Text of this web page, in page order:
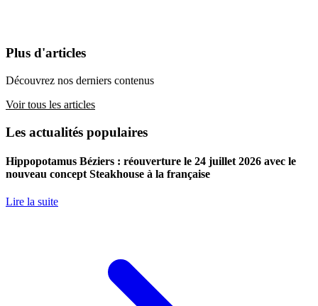
Plus d'articles
Découvrez nos derniers contenus
Voir tous les articles
Les actualités populaires
Hippopotamus Béziers : réouverture le 24 juillet 2026 avec le
nouveau concept Steakhouse à la française
Lire la suite